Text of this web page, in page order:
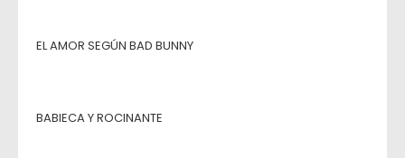
EL AMOR SEGÚN BAD BUNNY
BABIECA Y ROCINANTE